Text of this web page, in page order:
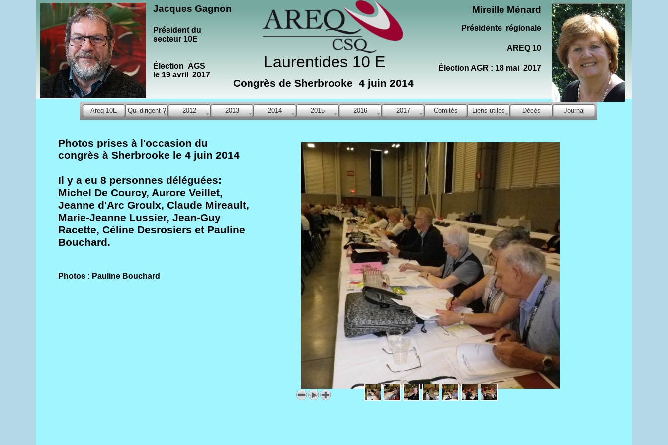
Laurentides 10 E
Mireille Ménard
Présidente régionale
AREQ 10
Élection AGR : 18 mai 2017
Areq-10E Qui dirigent ? 2012 2013 2014 2015 2016 2017 Comités Liens utiles Décès Journal
Jacques Gagnon
Président du
secteur 10E
Élection AGS
le 19 avril 2017
Photos prises à l'occasion du
congrès à Sherbrooke le 4 juin 2014
Il y a eu 8 personnes déléguées:
Michel De Courcy, Aurore Veillet,
Jeanne d'Arc Groulx, Claude Mireault,
Marie-Jeanne Lussier, Jean-Guy
Racette, Céline Desrosiers et Pauline
Bouchard.
Photos : Pauline Bouchard
Congrès de Sherbrooke 4 juin 2014